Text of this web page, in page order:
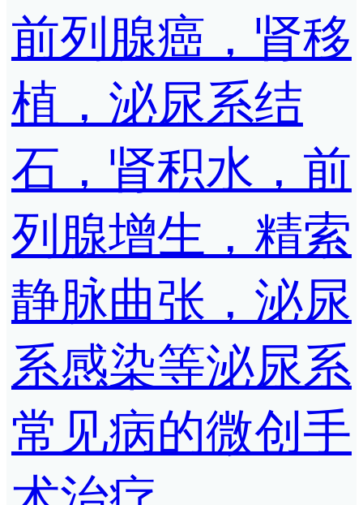
前列腺癌，肾移
植，泌尿系结
石，肾积水，前
列腺增生，精索
静脉曲张，泌尿
系感染等泌尿系
常见病的微创手